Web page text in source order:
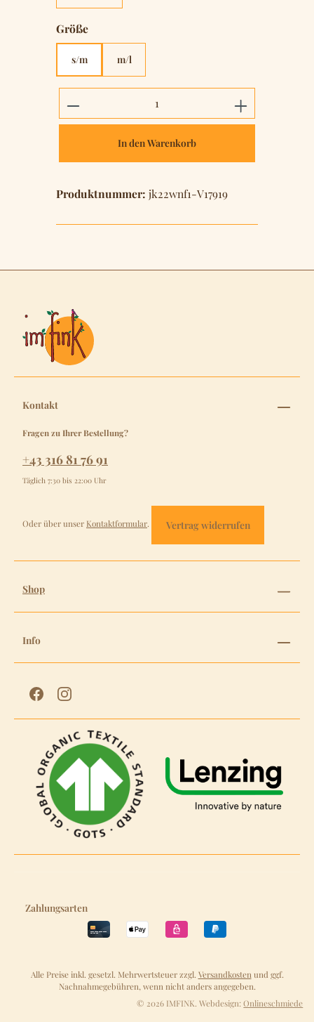
Größeauswählen
s/m m/l
Produkt Anzahl: Gib den
In den Warenkorb
Produktnummer: jk22wnf1-V17919
Kontakt
Fragen zu Ihrer Bestellung?
+43 316 81 76 91
Täglich 7:30 bis 22:00 Uhr
Oder über unser Kontaktformular. Vertrag widerrufen
Shop
Info
Zahlungsarten
Alle Preise inkl. gesetzl. Mehrwertsteuer zzgl. Versandkosten und ggf.
Nachnahmegebühren, wenn nicht anders angegeben.
© 2026 IMFINK. Webdesign:Onlineschmiede